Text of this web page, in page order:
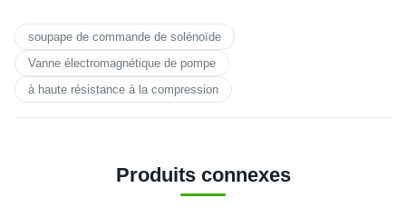
soupape de commande de solénoïde
Vanne électromagnétique de pompe
à haute résistance à la compression
Produits connexes